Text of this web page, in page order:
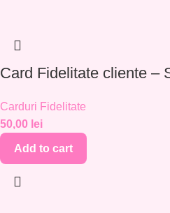
Card Fidelitate cliente –
Carduri Fidelitate
50,00 lei
Add to cart